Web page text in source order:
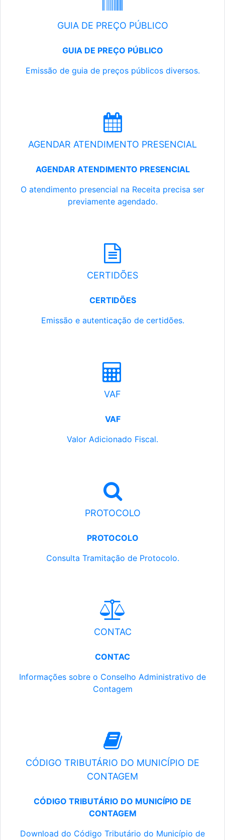
GUIA DE PREÇO PÚBLICO
GUIA DE PREÇO PÚBLICO
Emissão de guia de preços públicos diversos.
AGENDAR ATENDIMENTO PRESENCIAL
AGENDAR ATENDIMENTO PRESENCIAL
O atendimento presencial na Receita precisa ser
previamente agendado.
CERTIDÕES
CERTIDÕES
Emissão e autenticação de certidões.
VAF
VAF
Valor Adicionado Fiscal.
PROTOCOLO
PROTOCOLO
Consulta Tramitação de Protocolo.
CONTAC
CONTAC
Informações sobre o Conselho Administrativo de
Contagem
CÓDIGO TRIBUTÁRIO DO MUNICÍPIO DE
CONTAGEM
CÓDIGO TRIBUTÁRIO DO MUNICÍPIO DE
CONTAGEM
Download do Código Tributário do Município de